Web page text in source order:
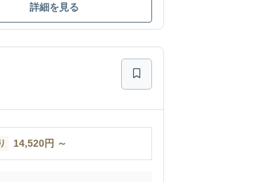
詳細を見る
14,520円 ～